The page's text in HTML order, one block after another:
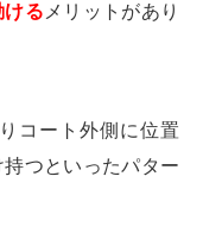
ける メリットがあり
コート外側に位置
つといったパター